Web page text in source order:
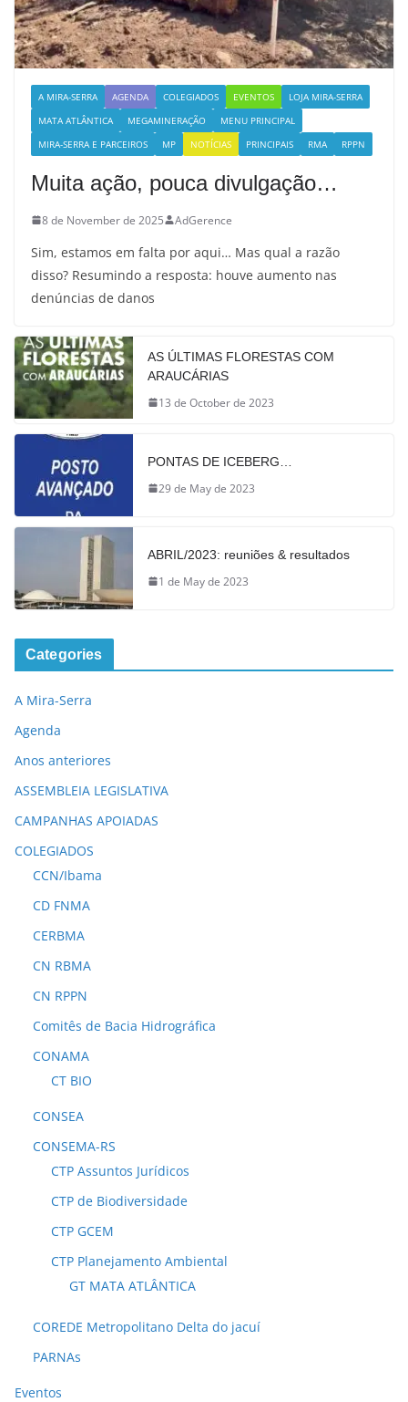
A MIRA-SERRA AGENDA COLEGIADOS EVENTOS
LOJA MIRA-SERRA
MATA ATLÂNTICA
MEGAMINERAÇÃO
MENU PRINCIPAL
MIRA-SERRA E PARCEIROS
MP NOTÍCIAS PRINCIPAIS RMA RPPN
Muita ação, pouca divulgação…
8 de November de 2025 AdGerence
Sim, estamos em falta por aqui… Mas qual a razão
disso? Resumindo a resposta: houve aumento nas
denúncias de danos
AS ÚLTIMAS FLORESTAS COM
ARAUCÁRIAS
13 de October de 2023
PONTAS DE ICEBERG…
29 de May de 2023
ABRIL/2023: reuniões & resultados
1 de May de 2023
Categories
A Mira-Serra
Agenda
Anos anteriores
ASSEMBLEIA LEGISLATIVA
CAMPANHAS APOIADAS
COLEGIADOS
CCN/Ibama
CD FNMA
CERBMA
CN RBMA
CN RPPN
Comitês de Bacia Hidrográfica
CONAMA
CT BIO
CONSEA
CONSEMA-RS
CTP Assuntos Jurídicos
CTP de Biodiversidade
CTP GCEM
CTP Planejamento Ambiental
GT MATA ATLÂNTICA
COREDE Metropolitano Delta do jacuí
PARNAs
Eventos